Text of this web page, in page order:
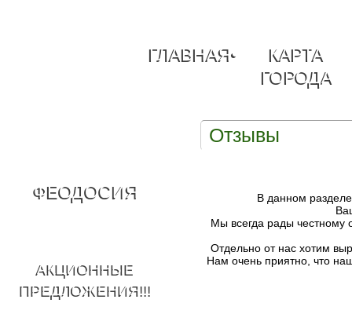
ГЛАВНАЯ•
КАРТА
ГОРОДА
Отзывы
В данном
Мы всегда рады честному
Отдельно от нас хотим
Нам очень приятно, что
ФЕОДОСИЯ
АКЦИОННЫЕ
ПРЕДЛОЖЕНИЯ!!!